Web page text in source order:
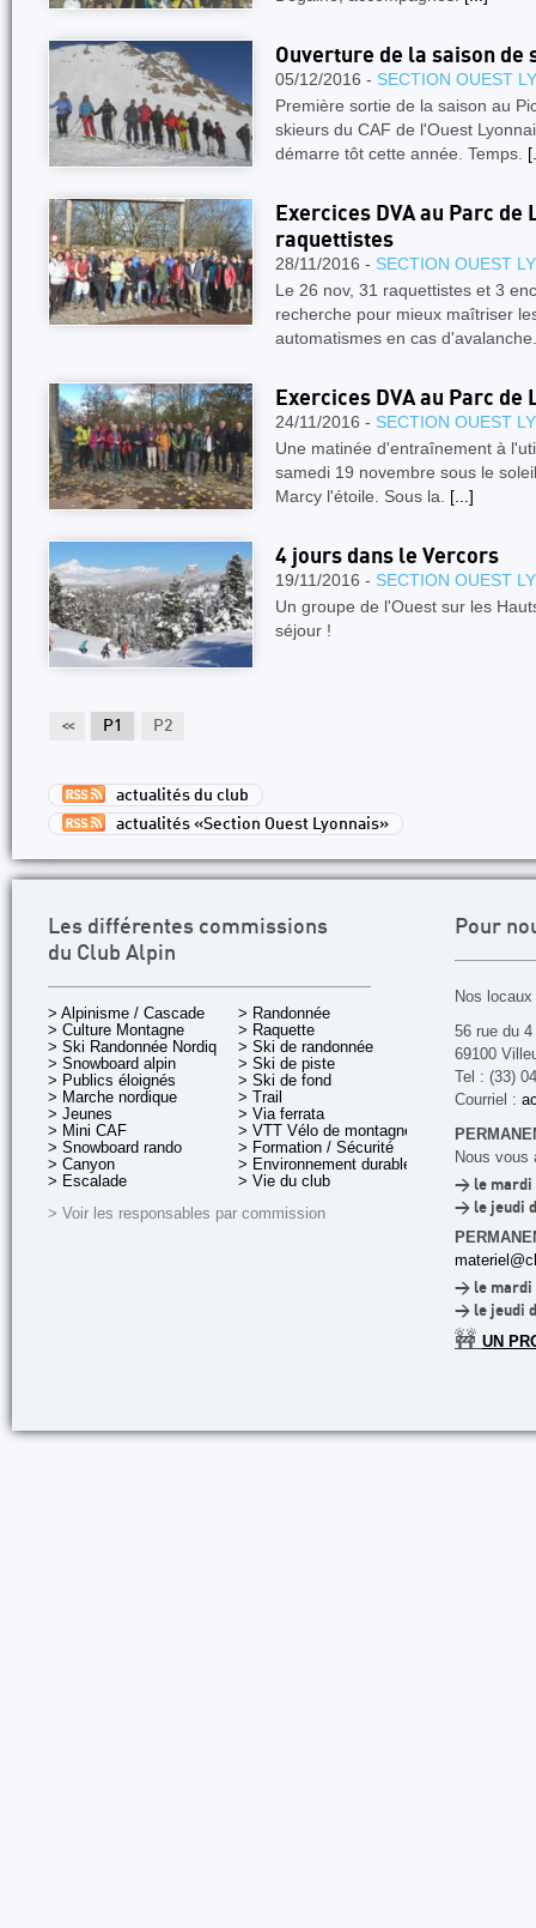
Ouverture de la saison de
05/12/2016 - SECTION OUEST
Première sortie de la saison au
skieurs du CAF de l'Ouest
démarre tôt cette année. Temps.
Exercices DVA au Parc
raquettistes
28/11/2016 - SECTION OUEST
Le 26 nov, 31 raquettistes et 3
recherche pour mieux maîtriser
automatismes en cas
Exercices DVA au Parc de
24/11/2016 - SECTION OUEST
Une matinée d'entraînement à
samedi 19 novembre sous le
Marcy l'étoile. Sous la. [...]
4 jours dans le Vercors
19/11/2016 - SECTION OUEST
Un groupe de l'Ouest sur les
séjour !
<< P1 P2
actualités du club
actualités «Section Ouest Lyonnais»
Les différentes commissions
du Club Alpin
> Alpinisme / Cascade
> Culture Montagne
> Ski Randonnée Nordique
> Snowboard alpin
> Publics éloignés
> Marche nordique
> Jeunes
> Mini CAF
> Snowboard rando
> Canyon
> Escalade
> Randonnée
> Raquette
> Ski de randonnée
> Ski de piste
> Ski de fond
> Trail
> Via ferrata
> VTT Vélo de montagne
> Formation / Sécurité
> Environnement durable
> Vie du club
> Voir les responsables par commission
Pour
Nos
56 rue du
69100
Tel : (33)
Courriel :
Nous vous
> le mardi
> le jeudi
> le mardi
> le jeudi
🚧 UN